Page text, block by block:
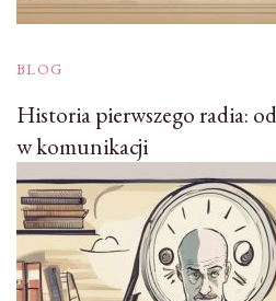
BLOG
Historia pierwszego radia:
w komunikacji